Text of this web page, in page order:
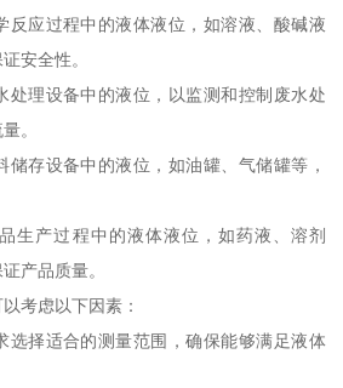
反应过程中的液体液位，如溶液、酸碱液
安全性。
处理设备中的液位，以监测和控制废水处
。
储存设备中的液位，如油罐、气储罐等，
生产过程中的液体液位，如药液、溶剂
产品质量。
考虑以下因素：
选择适合的测量范围，确保能够满足液体